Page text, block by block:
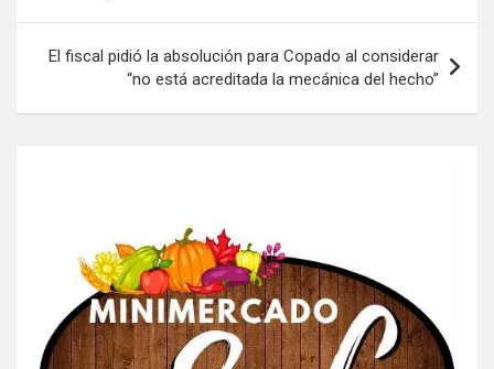
entradas
El fiscal pidió la absolución para Copado al considerar
“no está acreditada la mecánica del hecho”